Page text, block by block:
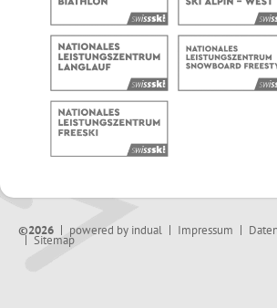
©2026 powered by indual Impressum
Sitemap